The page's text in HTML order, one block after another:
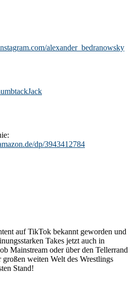
alexander_bedranowsky
dp/3943412784
auf TikTok bekannt geworden und
Takes jetzt auch in
Mainstream oder über den Tellerrand
großen weiten Welt des Wrestlings
Stand!